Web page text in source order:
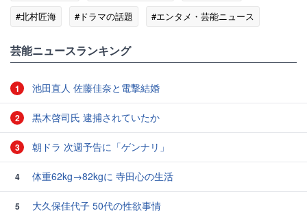
#北村匠海
#ドラマの話題 #エンタメ・芸能ニュース
芸能ニュースランキング
1 池田直人 佐藤佳奈と電撃結婚
2 黒木啓司氏 逮捕されていたか
3 朝ドラ 次週予告に「ゲンナリ」
4 体重62kg→82kgに 寺田心の生活
5
大久保佳代子 50代の性欲事情